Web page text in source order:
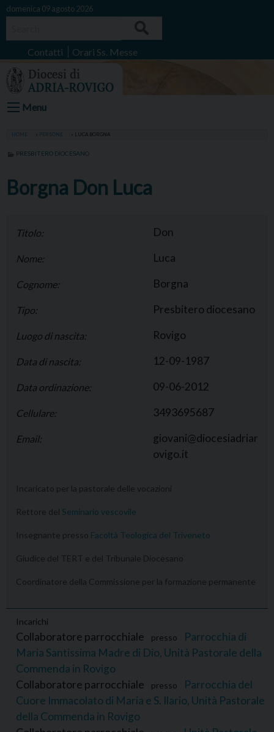
Skip
domenica 09 agosto 2026
Contatti Orari Ss. Messe
Menu
HOME PERSONE LUCA BORGNA
PRESBITERO DIOCESANO
Borgna Don Luca
Titolo: Don
Nome: Luca
Cognome: Borgna
Tipo: Presbitero diocesano
Luogo di nascita: Rovigo
Data di nascita: 12-09-1987
Data ordinazione: 09-06-2012
Cellulare: 3493695687
Email:
giovani@diocesiadriar
ovigo.it
Incaricato per la pastorale delle vocazioni
Rettore del Seminario vescovile
Insegnante presso Facoltà Teologica del Triveneto
Giudice del TERT e del Tribunale Diocesano
Coordinatore della Commissione per la formazione permanente
Incarichi
Collaboratore parrocchiale presso
Parrocchia di
Maria Santissima Madre di Dio, Unità Pastorale della
Commenda in Rovigo
Collaboratore parrocchiale
presso
Parrocchia del
Cuore Immacolato di Maria e S. Ilario, Unità Pastorale
della Commenda in Rovigo